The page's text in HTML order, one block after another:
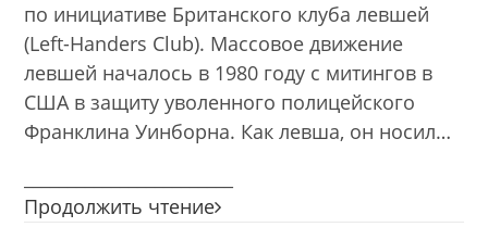
по инициативе Британского клуба левшей
(Left-Handers Club). Массовое движение
левшей началось в 1980 году с митингов в
США в защиту уволенного полицейского
Франклина Уинборна. Как левша, он носил…
Продолжить чтение Англичанин